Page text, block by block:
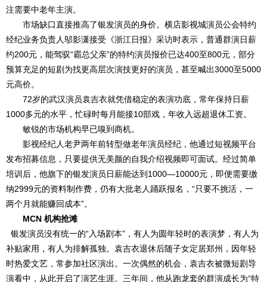
注需要中老年主演。
市场缺口直接推高了银发演员的身价。横店影视城演员公会特约
经纪业务负责人邬影潇接受《浙江日报》采访时表示，普通群演日薪
约200元，能驾驭“霸总父亲”的特约演员报价已达400至800元，部分
预算充足的短剧为找更高层次演技更好的演员，甚至喊出3000至5000
元高价。
72岁的武汉演员袁吉衣就凭借稳定的表演功底，常年保持日薪
1000多元的水平，忙碌时每月能接10部戏，年收入远超退休工资。
敏锐的市场机构早已嗅到商机。
影视经纪人老尹两年前转型做老年演员经纪，他通过短视频平台
发布招募信息，只要提供无美颜的自我介绍视频即可面试。经过简单
培训后，他旗下的银发演员日薪能达到1000—10000元，即便需要缴
纳2999元的资料制作费，仍有大批老人踊跃报名，“只要不挑活，一
两个月就能赚回成本”。
MCN 机构抢滩
银发演员没有统一的“入场剧本”，有人为圆年轻时的表演梦，有人为
补贴家用，有人为排解孤独。袁吉衣退休后随子女定居郑州，因年轻
时热爱文艺，常参加社区演出。一次偶然的机会，袁吉衣被微短剧导
演看中，从此开启了演艺生涯。三年间，他从跑龙套的群演成长为“特